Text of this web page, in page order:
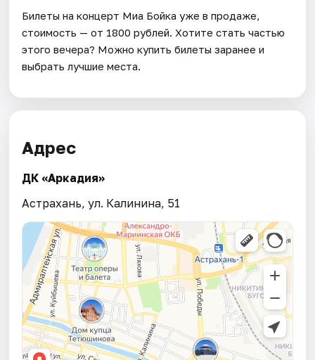
Билеты на концерт Миа Бойка уже в продаже,
стоимость — от 1800 рублей. Хотите стать частью
этого вечера? Можно купить билеты заранее и
выбрать лучшие места.
Адрес
ДК «Аркадия»
Астрахань, ул. Калинина, 51